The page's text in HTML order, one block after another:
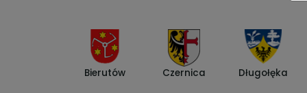
Bierutów Czernica Długołęka